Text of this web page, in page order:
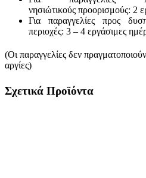
νησιώτικούς προορισμούς: 2
Για παραγγελίες προς
περιοχές: 3 – 4 εργάσιμες
(Οι παραγγελίες δεν
αργίες)
Σχετικά Προϊόντα